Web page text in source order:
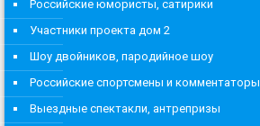
Российские юмористы, сатирики
Участники проекта дом 2
Шоу двойников, пародийное шоу
Российские спортсмены и комментаторы
Выездные спектакли, антрепризы